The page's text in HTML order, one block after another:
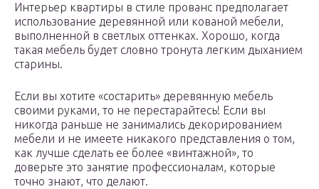
Интерьер квартиры в стиле прованс предполагает
использование деревянной или кованой мебели,
выполненной в светлых оттенках. Хорошо, когда
такая мебель будет словно тронута легким дыханием
старины.
Если вы хотите «состарить» деревянную мебель
своими руками, то не перестарайтесь! Если вы
никогда раньше не занимались декорированием
мебели и не имеете никакого представления о том,
как лучше сделать ее более «винтажной», то
доверьте это занятие профессионалам, которые
точно знают, что делают.